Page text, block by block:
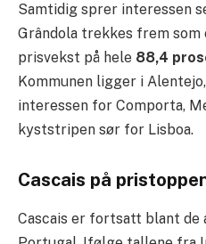
Samtidig sprer interessen
Grândola trekkes frem som
prisvekst på hele 88,4
Kommunen ligger i
interessen for Comporta,
kyststripen sør for Lisboa.
Cascais på
Cascais er fortsatt blant de